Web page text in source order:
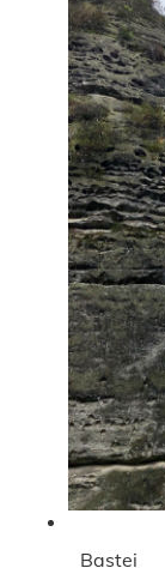
Bastei